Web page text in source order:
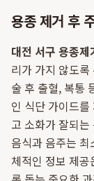
용종 제거 후
대전 서구 용종제
리가 가지 않도
술 후 출혈, 복통
인 식단 가이드
고 소화가 잘되는
음식과 음주는
체적인 정보 제